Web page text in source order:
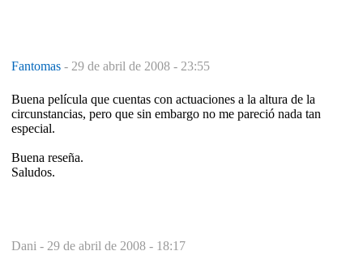
Fantomas - 29 de abril de 2008 - 23:55
Buena película que cuentas con actuaciones a la altura de la
circunstancias, pero que sin embargo no me pareció nada tan
especial.
Buena reseña.
Saludos.
Dani - 29 de abril de 2008 - 18:17